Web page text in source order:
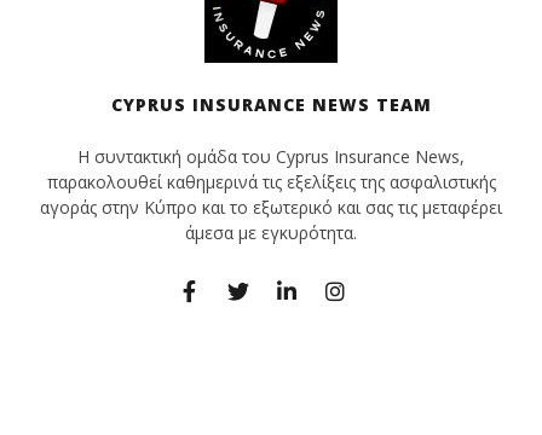
CYPRUS INSURANCE NEWS TEAM
Η συντακτική ομάδα του Cyprus Insurance News,
παρακολουθεί καθημερινά τις εξελίξεις της ασφαλιστικής
αγοράς στην Κύπρο και το εξωτερικό και σας τις μεταφέρει
άμεσα με εγκυρότητα.